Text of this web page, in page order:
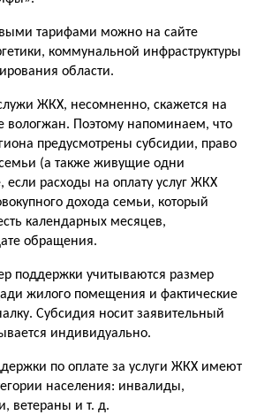
тарифами можно на сайте
коммунальной инфраструктуры
области.
ЖКХ, несомненно, скажется на
Поэтому напоминаем, что
предусмотрены субсидии, право
(а также живущие одни
если расходы на оплату услуг ЖКХ
дохода семьи, который
календарных месяцев,
обращения.
поддержки учитываются размер
жилого помещения и фактические
Субсидия носит заявительный
индивидуально.
по оплате за услуги ЖКХ имеют
населения: инвалиды,
ветераны и т. д.